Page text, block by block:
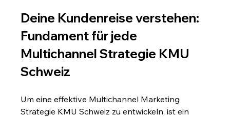
Deine Kundenreise verstehen:
Fundament für jede
Multichannel Strategie KMU
Schweiz
Um eine effektive Multichannel Marketing
Strategie KMU Schweiz zu entwickeln, ist ein